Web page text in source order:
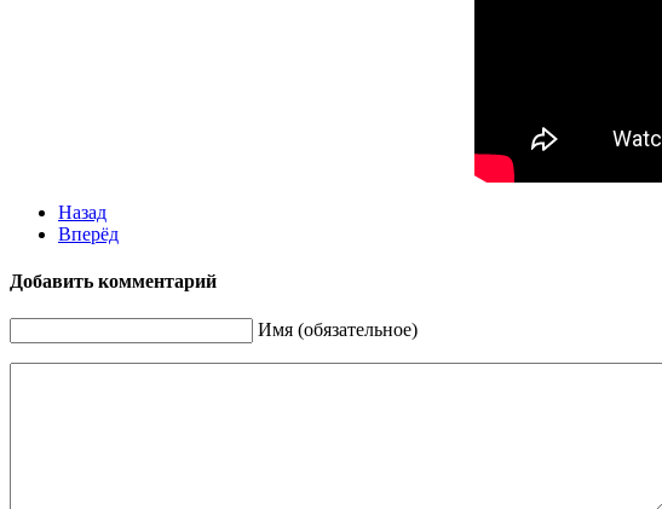
Назад
Вперёд
Добавить комментарий
Имя (обязательное)